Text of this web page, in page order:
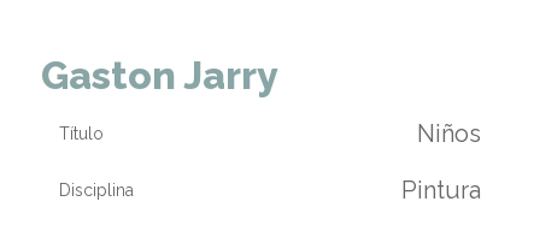
Gaston Jarry
Título Niños
Disciplina Pintura